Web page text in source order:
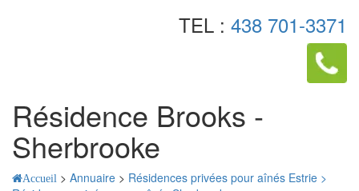
TEL : 438 701-3371
Résidence Brooks -
Sherbrooke
Accueil > Annuaire > Résidences privées pour aînés Estrie >